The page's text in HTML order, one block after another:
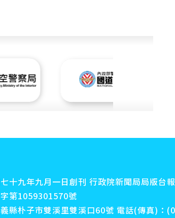
十九年九月一日創刊 行政院新聞局局版台
第1059301570號
縣朴子市雙溪里雙溪口60號 電話(傳真)：